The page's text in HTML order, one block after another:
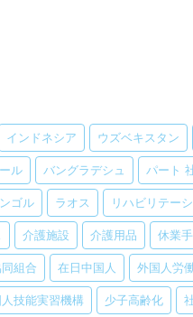
インドネシア ウズベキスタン
ル バングラデシュ パート
ゴル ラオス リハビリテー
介護施設 介護用品 休業
組合 在日中国人 外国人労
技能実習機構 少子高齢化